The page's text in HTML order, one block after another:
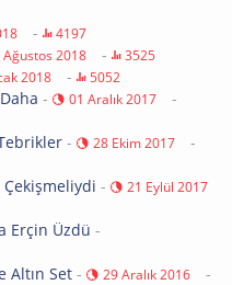
- 4197
Ağustos 2018 - 3525
2018 - 5052
- 01 Aralık 2017 -
- 28 Ekim 2017 -
- 21 Eylül 2017
Erçin Üzdü -
Altın Set - 29 Aralık 2016 -